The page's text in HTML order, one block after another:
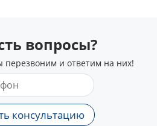
вопросы?
перезвоним и ответим на них!
консультацию